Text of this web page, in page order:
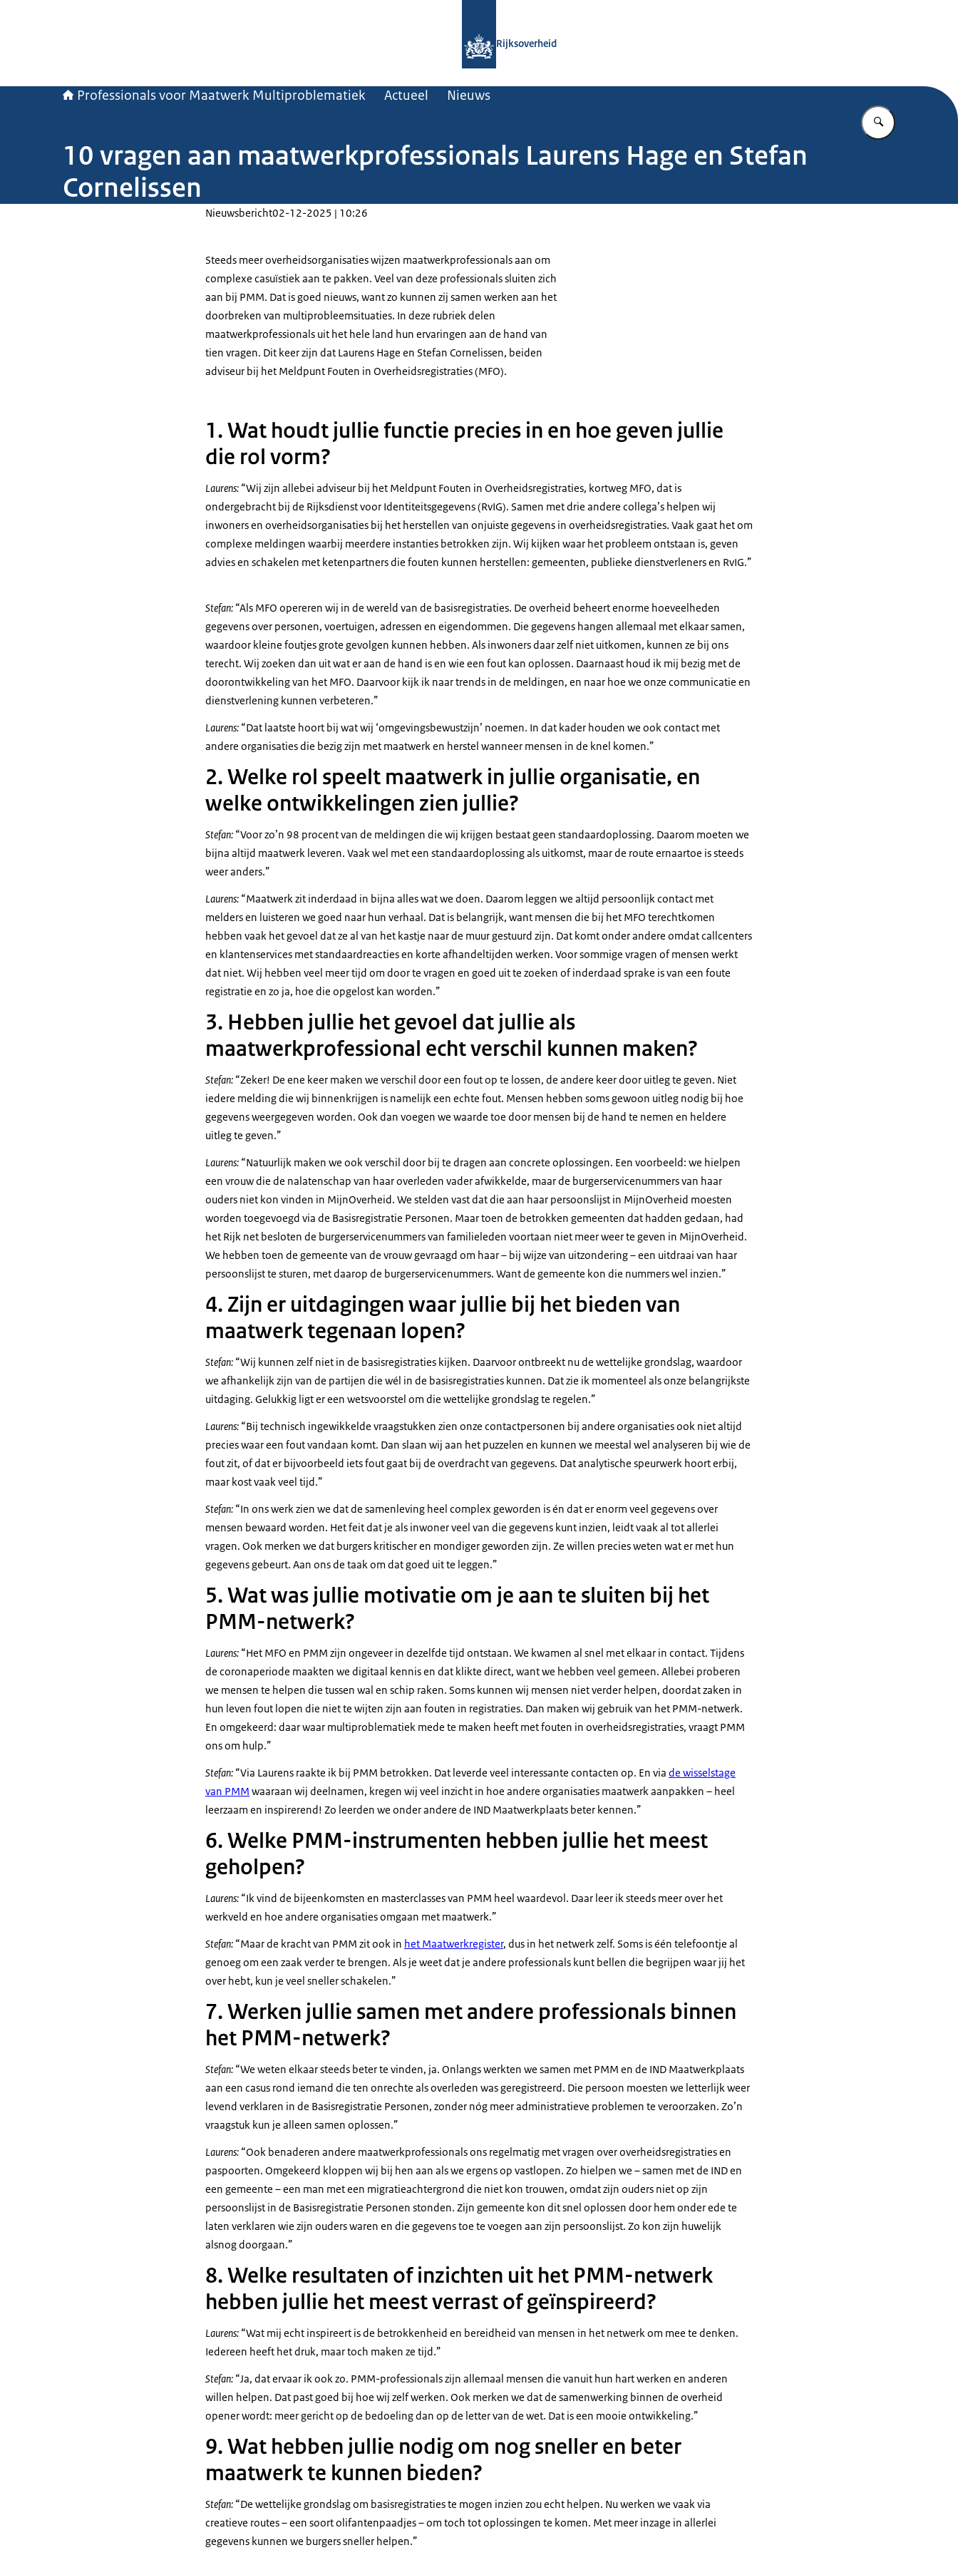
Rijksoverheid
Professionals voor Maatwerk Multiproblematiek Actueel Nieuws
Vul in wat u
10 vragen aan maatwerkprofessionals Laurens Hage en Stefan
Cornelissen
Nieuwsbericht02-12-2025 | 10:26
Steeds meer overheidsorganisaties wijzen maatwerkprofessionals aan om
complexe casuïstiek aan te pakken. Veel van deze professionals sluiten zich
aan bij PMM. Dat is goed nieuws, want zo kunnen zij samen werken aan het
doorbreken van multiprobleemsituaties. In deze rubriek delen
maatwerkprofessionals uit het hele land hun ervaringen aan de hand van
tien vragen. Dit keer zijn dat Laurens Hage en Stefan Cornelissen, beiden
adviseur bij het Meldpunt Fouten in Overheidsregistraties (MFO).
1. Wat houdt jullie functie precies in en hoe geven jullie
die rol vorm?
Laurens: “Wij zijn allebei adviseur bij het Meldpunt Fouten in Overheidsregistraties, kortweg MFO, dat is
ondergebracht bij de Rijksdienst voor Identiteitsgegevens (RvIG). Samen met drie andere collega’s helpen wij
inwoners en overheidsorganisaties bij het herstellen van onjuiste gegevens in overheidsregistraties. Vaak gaat het om
complexe meldingen waarbij meerdere instanties betrokken zijn. Wij kijken waar het probleem ontstaan is, geven
advies en schakelen met ketenpartners die fouten kunnen herstellen: gemeenten, publieke dienstverleners en RvIG.”
Stefan: “Als MFO opereren wij in de wereld van de basisregistraties. De overheid beheert enorme hoeveelheden
gegevens over personen, voertuigen, adressen en eigendommen. Die gegevens hangen allemaal met elkaar samen,
waardoor kleine foutjes grote gevolgen kunnen hebben. Als inwoners daar zelf niet uitkomen, kunnen ze bij ons
terecht. Wij zoeken dan uit wat er aan de hand is en wie een fout kan oplossen. Daarnaast houd ik mij bezig met de
doorontwikkeling van het MFO. Daarvoor kijk ik naar trends in de meldingen, en naar hoe we onze communicatie en
dienstverlening kunnen verbeteren.”
Laurens: “Dat laatste hoort bij wat wij ‘omgevingsbewustzijn’ noemen. In dat kader houden we ook contact met
andere organisaties die bezig zijn met maatwerk en herstel wanneer mensen in de knel komen.”
2. Welke rol speelt maatwerk in jullie organisatie, en
welke ontwikkelingen zien jullie?
Stefan: “Voor zo’n 98 procent van de meldingen die wij krijgen bestaat geen standaardoplossing. Daarom moeten we
bijna altijd maatwerk leveren. Vaak wel met een standaardoplossing als uitkomst, maar de route ernaartoe is steeds
weer anders.”
Laurens: “Maatwerk zit inderdaad in bijna alles wat we doen. Daarom leggen we altijd persoonlijk contact met
melders en luisteren we goed naar hun verhaal. Dat is belangrijk, want mensen die bij het MFO terechtkomen
hebben vaak het gevoel dat ze al van het kastje naar de muur gestuurd zijn. Dat komt onder andere omdat callcenters
en klantenservices met standaardreacties en korte afhandeltijden werken. Voor sommige vragen of mensen werkt
dat niet. Wij hebben veel meer tijd om door te vragen en goed uit te zoeken of inderdaad sprake is van een foute
registratie en zo ja, hoe die opgelost kan worden.”
3. Hebben jullie het gevoel dat jullie als
maatwerkprofessional echt verschil kunnen maken?
Stefan: “Zeker! De ene keer maken we verschil door een fout op te lossen, de andere keer door uitleg te geven. Niet
iedere melding die wij binnenkrijgen is namelijk een echte fout. Mensen hebben soms gewoon uitleg nodig bij hoe
gegevens weergegeven worden. Ook dan voegen we waarde toe door mensen bij de hand te nemen en heldere
uitleg te geven.”
Laurens: “Natuurlijk maken we ook verschil door bij te dragen aan concrete oplossingen. Een voorbeeld: we hielpen
een vrouw die de nalatenschap van haar overleden vader afwikkelde, maar de burgerservicenummers van haar
ouders niet kon vinden in MijnOverheid. We stelden vast dat die aan haar persoonslijst in MijnOverheid moesten
worden toegevoegd via de Basisregistratie Personen. Maar toen de betrokken gemeenten dat hadden gedaan, had
het Rijk net besloten de burgerservicenummers van familieleden voortaan niet meer weer te geven in MijnOverheid.
We hebben toen de gemeente van de vrouw gevraagd om haar – bij wijze van uitzondering – een uitdraai van haar
persoonslijst te sturen, met daarop de burgerservicenummers. Want de gemeente kon die nummers wel inzien.”
4. Zijn er uitdagingen waar jullie bij het bieden van
maatwerk tegenaan lopen?
Stefan: “Wij kunnen zelf niet in de basisregistraties kijken. Daarvoor ontbreekt nu de wettelijke grondslag, waardoor
we afhankelijk zijn van de partijen die wél in de basisregistraties kunnen. Dat zie ik momenteel als onze belangrijkste
uitdaging. Gelukkig ligt er een wetsvoorstel om die wettelijke grondslag te regelen.”
Laurens: “Bij technisch ingewikkelde vraagstukken zien onze contactpersonen bij andere organisaties ook niet altijd
precies waar een fout vandaan komt. Dan slaan wij aan het puzzelen en kunnen we meestal wel analyseren bij wie de
fout zit, of dat er bijvoorbeeld iets fout gaat bij de overdracht van gegevens. Dat analytische speurwerk hoort erbij,
maar kost vaak veel tijd.”
Stefan: “In ons werk zien we dat de samenleving heel complex geworden is én dat er enorm veel gegevens over
mensen bewaard worden. Het feit dat je als inwoner veel van die gegevens kunt inzien, leidt vaak al tot allerlei
vragen. Ook merken we dat burgers kritischer en mondiger geworden zijn. Ze willen precies weten wat er met hun
gegevens gebeurt. Aan ons de taak om dat goed uit te leggen.”
5. Wat was jullie motivatie om je aan te sluiten bij het
PMM-netwerk?
Laurens: “Het MFO en PMM zijn ongeveer in dezelfde tijd ontstaan. We kwamen al snel met elkaar in contact. Tijdens
de coronaperiode maakten we digitaal kennis en dat klikte direct, want we hebben veel gemeen. Allebei proberen
we mensen te helpen die tussen wal en schip raken. Soms kunnen wij mensen niet verder helpen, doordat zaken in
hun leven fout lopen die niet te wijten zijn aan fouten in registraties. Dan maken wij gebruik van het PMM-netwerk.
En omgekeerd: daar waar multiproblematiek mede te maken heeft met fouten in overheidsregistraties, vraagt PMM
ons om hulp.”
Stefan: “Via Laurens raakte ik bij PMM betrokken. Dat leverde veel interessante contacten op. En via de wisselstage
van PMM waaraan wij deelnamen, kregen wij veel inzicht in hoe andere organisaties maatwerk aanpakken – heel
leerzaam en inspirerend! Zo leerden we onder andere de IND Maatwerkplaats beter kennen.”
6. Welke PMM-instrumenten hebben jullie het meest
geholpen?
Laurens: “Ik vind de bijeenkomsten en masterclasses van PMM heel waardevol. Daar leer ik steeds meer over het
werkveld en hoe andere organisaties omgaan met maatwerk.”
Stefan: “Maar de kracht van PMM zit ook in het Maatwerkregister, dus in het netwerk zelf. Soms is één telefoontje al
genoeg om een zaak verder te brengen. Als je weet dat je andere professionals kunt bellen die begrijpen waar jij het
over hebt, kun je veel sneller schakelen.”
7. Werken jullie samen met andere professionals binnen
het PMM-netwerk?
Stefan: “We weten elkaar steeds beter te vinden, ja. Onlangs werkten we samen met PMM en de IND Maatwerkplaats
aan een casus rond iemand die ten onrechte als overleden was geregistreerd. Die persoon moesten we letterlijk weer
levend verklaren in de Basisregistratie Personen, zonder nóg meer administratieve problemen te veroorzaken. Zo’n
vraagstuk kun je alleen samen oplossen.”
Laurens: “Ook benaderen andere maatwerkprofessionals ons regelmatig met vragen over overheidsregistraties en
paspoorten. Omgekeerd kloppen wij bij hen aan als we ergens op vastlopen. Zo hielpen we – samen met de IND en
een gemeente – een man met een migratieachtergrond die niet kon trouwen, omdat zijn ouders niet op zijn
persoonslijst in de Basisregistratie Personen stonden. Zijn gemeente kon dit snel oplossen door hem onder ede te
laten verklaren wie zijn ouders waren en die gegevens toe te voegen aan zijn persoonslijst. Zo kon zijn huwelijk
alsnog doorgaan.”
8. Welke resultaten of inzichten uit het PMM-netwerk
hebben jullie het meest verrast of geïnspireerd?
Laurens: “Wat mij echt inspireert is de betrokkenheid en bereidheid van mensen in het netwerk om mee te denken.
Iedereen heeft het druk, maar toch maken ze tijd.”
Stefan: “Ja, dat ervaar ik ook zo. PMM-professionals zijn allemaal mensen die vanuit hun hart werken en anderen
willen helpen. Dat past goed bij hoe wij zelf werken. Ook merken we dat de samenwerking binnen de overheid
opener wordt: meer gericht op de bedoeling dan op de letter van de wet. Dat is een mooie ontwikkeling.”
9. Wat hebben jullie nodig om nog sneller en beter
maatwerk te kunnen bieden?
Stefan: “De wettelijke grondslag om basisregistraties te mogen inzien zou echt helpen. Nu werken we vaak via
creatieve routes – een soort olifantenpaadjes – om toch tot oplossingen te komen. Met meer inzage in allerlei
gegevens kunnen we burgers sneller helpen.”